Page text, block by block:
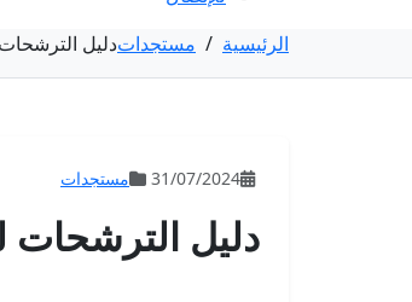
الرئيسية / مستجداتدليل الترشحات
31/07/2024 مستجدات
دليل الترشحات